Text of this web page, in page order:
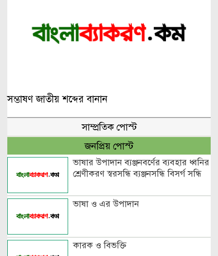
সম্ভাষণ জাতীয় শব্দের বানান
সাম্প্রতিক পোস্ট
জনপ্রিয় পোস্ট
ভাষার উপাদান ব্যঞ্জনবর্ণের ব্যবহার ধ্বনির
শ্রেণীকরণ স্বরসন্ধি ব্যঞ্জনসন্ধি বিসর্গ সন্ধি
ভাষা ও এর উপাদান
কারক ও বিভক্তি